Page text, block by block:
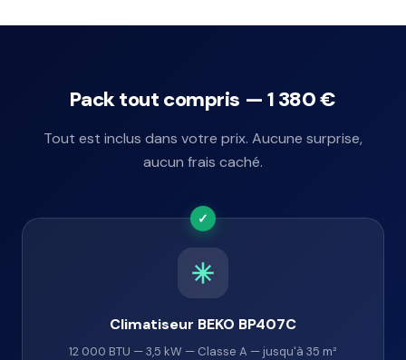
Pack tout compris — 1 380 €
Tout est inclus dans votre prix. Aucune surprise,
aucun frais caché.
✓
Climatiseur BEKO BP407C
12 000 BTU — 3,5 kW — Classe A — jusqu'à 35 m²